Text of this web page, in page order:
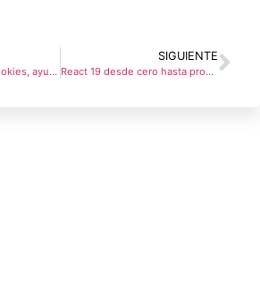
Añadiendo ley de cookies, ayudado por Copilot IA
SIGUIENTE
React 19 desde cero hasta producción